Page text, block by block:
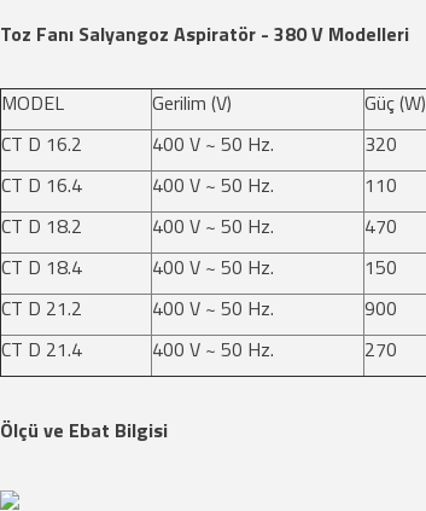
Toz Fanı Salyangoz Aspiratör - 380 V Modelleri
MODEL Gerilim (V) Güç (W)
CT D 16.2
400 V ~ 50 Hz. 320
CT D 16.4
400 V ~ 50 Hz. 110
CT D 18.2
400 V ~ 50 Hz. 470
CT D 18.4
400 V ~ 50 Hz. 150
CT D 21.2
400 V ~ 50 Hz. 900
CT D 21.4
400 V ~ 50 Hz. 270
Ölçü ve Ebat Bilgisi